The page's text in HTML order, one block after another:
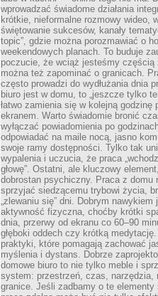
wprowadzać świadome działania
krótkie, nieformalne rozmowy wideo,
świętowanie sukcesów, kanały
topic”, gdzie można porozmawiać o
weekendowych planach. To buduje
poczucie, że wciąż jesteśmy częścią
można też zapominać o granicach.
często prowadzi do wydłużania dnia
biuro jest w domu, to „jeszcze tylko
łatwo zamienia się w kolejną godzinę
ekranem. Warto świadomie bronić
wyłączać powiadomienia po
odpowiadać na maile nocą, jasno
swoje ramy dostępności. Tylko tak
wypalenia i uczucia, że praca
głowę”. Ostatni, ale kluczowy
dobrostan psychiczny. Praca z domu
sprzyjać siedzącemu trybowi życia,
„zlewaniu się” dni. Dobrym nawykiem
aktywność fizyczna, choćby krótki
dnia, przerwy od ekranu co 60–90
głęboki oddech czy krótką
praktyki, które pomagają zachować
myślenia i dystans. Dobrze
domowe biuro to nie tylko meble i
system: przestrzeń, czas, narzędzia,
granice. Jeśli zadbamy o te elementy